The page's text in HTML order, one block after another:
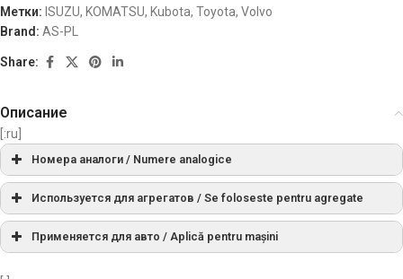
Метки: ISUZU, KOMATSU, Kubota, Toyota, Volvo
Brand: AS-PL
Share:
Описание
[:ru]
Номера аналоги / Numere analogice
SD6006 AS-PLСписок
UD00718SD AS-PL
Используется для агрегатов / Se foloseste pentru agregate
СПРАВОЧНЫЙ НОМЕР PRODUCER
Применяется для авто / Aplică pentru mașini